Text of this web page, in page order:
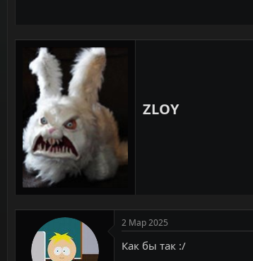
ZLOY
2 Мар 2025
Как бы так :/